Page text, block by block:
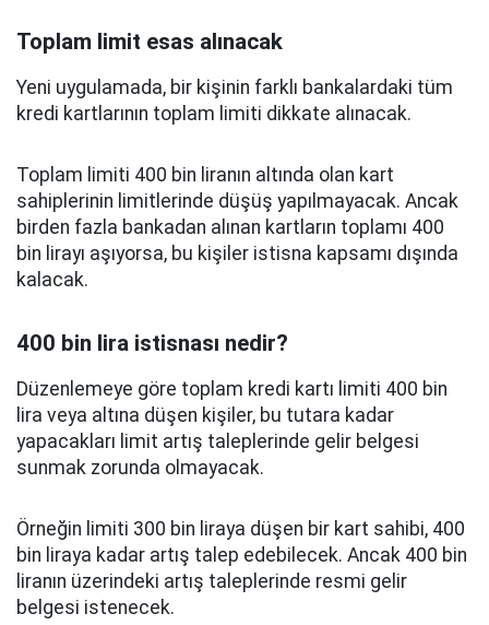
Toplam limit esas alınacak
Yeni uygulamada, bir kişinin farklı bankalardaki tüm
kredi kartlarının toplam limiti dikkate alınacak.
Toplam limiti 400 bin liranın altında olan kart
sahiplerinin limitlerinde düşüş yapılmayacak. Ancak
birden fazla bankadan alınan kartların toplamı 400
bin lirayı aşıyorsa, bu kişiler istisna kapsamı dışında
kalacak.
400 bin lira istisnası nedir?
Düzenlemeye göre toplam kredi kartı limiti 400 bin
lira veya altına düşen kişiler, bu tutara kadar
yapacakları limit artış taleplerinde gelir belgesi
sunmak zorunda olmayacak.
Örneğin limiti 300 bin liraya düşen bir kart sahibi, 400
bin liraya kadar artış talep edebilecek. Ancak 400 bin
liranın üzerindeki artış taleplerinde resmi gelir
belgesi istenecek.